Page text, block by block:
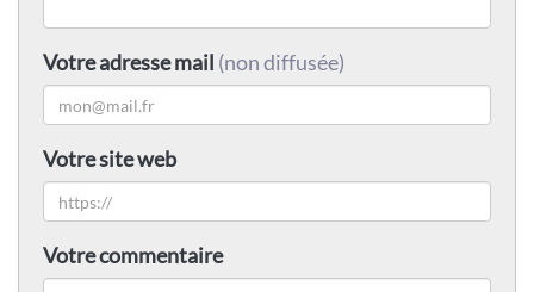
Votre adresse mail (non diffusée)
Votre site web
Votre commentaire